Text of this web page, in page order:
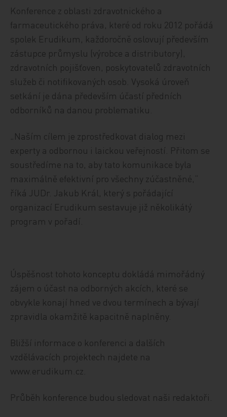
Konference z oblasti zdravotnického a
farmaceutického práva, které od roku 2012 pořádá
spolek Erudikum, každoročně oslovují především
zástupce průmyslu (výrobce a distributory),
zdravotních pojišťoven, poskytovatelů zdravotních
služeb či notifikovaných osob. Vysoká úroveň
setkání je dána především účastí předních
odborníků na danou problematiku.
„Naším cílem je zprostředkovat dialog mezi
experty a odbornou i laickou veřejností. Přitom se
soustředíme na to, aby tato komunikace byla
maximálně efektivní pro všechny zúčastněné,“
říká JUDr. Jakub Král, který s pořádající
organizací Erudikum sestavuje již několikátý
program v pořadí.
Úspěšnost tohoto konceptu dokládá mimořádný
zájem o účast na odborných akcích, které se
obvykle konají hned ve dvou termínech a bývají
zpravidla okamžitě kapacitně naplněny.
Bližší informace o konferenci a dalších
vzdělávacích projektech najdete na
www.erudikum.cz.
Průběh konference budou sledovat naši redaktoři.